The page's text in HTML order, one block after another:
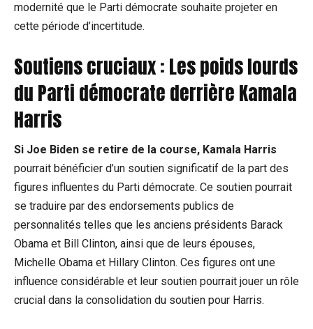
modernité que le Parti démocrate souhaite projeter en
cette période d’incertitude.
Soutiens cruciaux : Les poids lourds
du Parti démocrate derrière Kamala
Harris
Si Joe Biden se retire de la course, Kamala Harris
pourrait bénéficier d’un soutien significatif de la part des
figures influentes du Parti démocrate. Ce soutien pourrait
se traduire par des endorsements publics de
personnalités telles que les anciens présidents Barack
Obama et Bill Clinton, ainsi que de leurs épouses,
Michelle Obama et Hillary Clinton. Ces figures ont une
influence considérable et leur soutien pourrait jouer un rôle
crucial dans la consolidation du soutien pour Harris.